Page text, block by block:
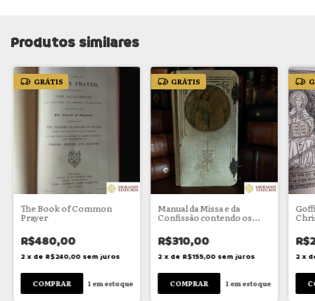
Produtos similares
GRÁTIS
The Book of Common
Prayer
R$480,00
2 x de R$240,00 sem juros
1 em estoque
GRÁTIS
Manual da Missa e da
Confissão contendo os
devoção
R$310,00
2 x de R$155,00 sem juros
1 em estoque
2 x